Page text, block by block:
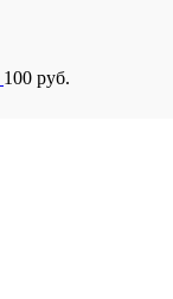
100 руб.